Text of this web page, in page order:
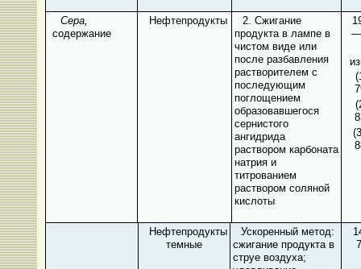
Сера,
содержание
Нефтепродукты
2. Сжигание
продукта в лампе в
чистом виде или
после разбавления
растворителем с
последующим
поглощением
образовавшегося
сернистого
ангидрида
раствором карбоната
натрия и
титрованием
раствором соляной
кислоты
Нефтепродукты
темные
Ускоренный метод:
сжигание продукта в
струе воздуха;